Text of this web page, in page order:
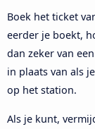
Boek het ticket
eerder je boekt,
dan zeker van
in plaats van als
op het station.
Als je kunt,